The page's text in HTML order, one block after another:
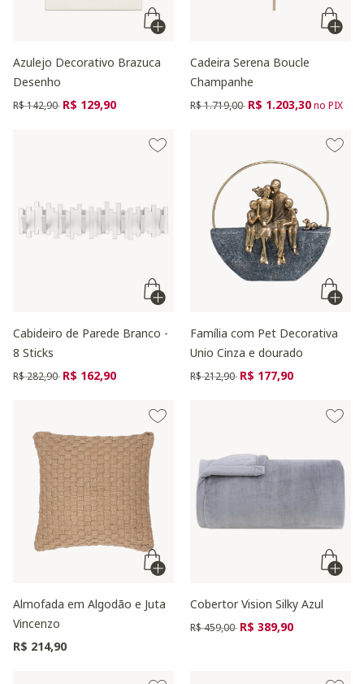
Azulejo Decorativo Brazuca
Desenho
Preço reduzido de
R$ 142,90 para
R$ 129,90
Cadeira Serena Boucle
Champanhe
Preço reduzido de
R$ 1.719,00 para
R$ 1.203,30no PIX
Cabideiro de Parede Branco -
8 Sticks
Preço reduzido de
R$ 282,90 para
R$ 162,90
Família com Pet Decorativa
Unio Cinza e dourado
Preço reduzido de
R$ 212,90 para
R$ 177,90
Almofada em Algodão e Juta
Vincenzo
R$ 214,90
Cobertor Vision Silky Azul
Preço reduzido de
R$ 459,00 para
R$ 389,90